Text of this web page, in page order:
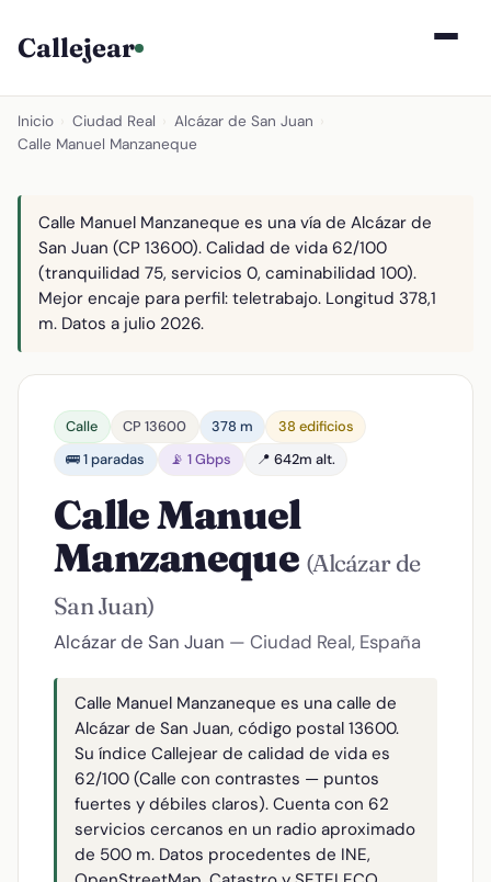
Callejear
Inicio Ciudad Real Alcázar de San Juan
Calle Manuel Manzaneque
Calle Manuel Manzaneque es una vía de Alcázar de
San Juan (CP 13600). Calidad de vida 62/100
(tranquilidad 75, servicios 0, caminabilidad 100).
Mejor encaje para perfil: teletrabajo. Longitud 378,1
m. Datos a julio 2026.
Calle CP 13600 378 m
38 edificios
🚌 1 paradas
📡 1 Gbps 📍 642m alt.
Calle Manuel
Manzaneque (Alcázar de
San Juan)
Alcázar de San Juan — Ciudad Real, España
Calle Manuel Manzaneque es una calle de
Alcázar de San Juan, código postal 13600.
Su índice Callejear de calidad de vida es
62/100 (Calle con contrastes — puntos
fuertes y débiles claros). Cuenta con 62
servicios cercanos en un radio aproximado
de 500 m. Datos procedentes de INE,